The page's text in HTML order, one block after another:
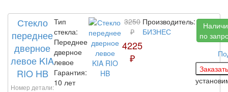
Стекло
переднее
дверное
левое KIA
RIO HB
Номер детали:
Тип
стекла:
Переднее
дверное
левое
Гарантия:
10 лет
3250
₽
4225
₽
Производитель:
БИЗНЕС
по